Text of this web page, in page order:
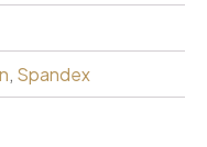
, Spandex